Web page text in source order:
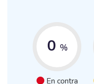
0 %
En contra